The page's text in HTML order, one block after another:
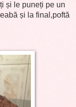
și le puneți pe un
și la final,poftă